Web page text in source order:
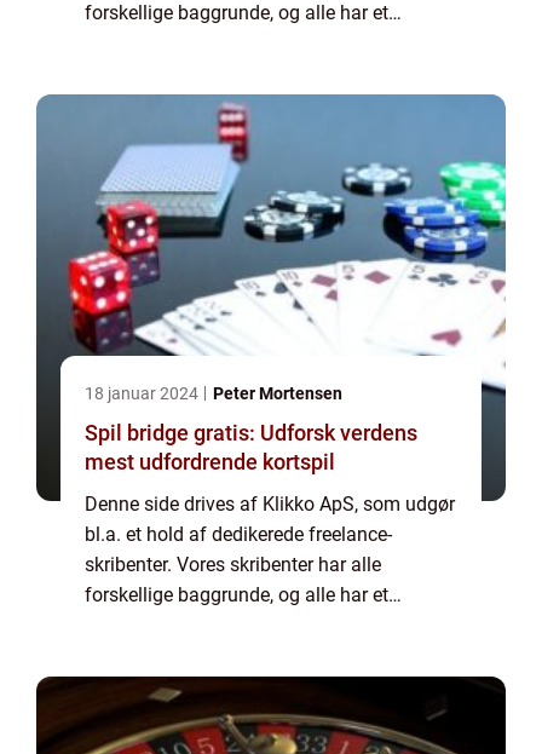
forskellige baggrunde, og alle har et
18 januar 2024 Peter Mortensen
Spil bridge gratis: Udforsk verdens
mest udfordrende kortspil
Denne side drives af Klikko ApS, som udgør
bl.a. et hold af dedikerede freelance-
skribenter. Vores skribenter har alle
forskellige baggrunde, og alle har et